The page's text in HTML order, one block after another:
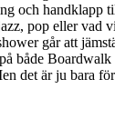
och handklapp
pop eller vad
går att
både
det är ju bara